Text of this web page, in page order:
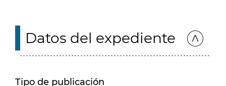
Datos del expediente
Tipo de publicación